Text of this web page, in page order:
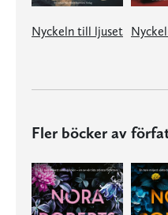
Nyckeln till ljuset
Fler böcker av